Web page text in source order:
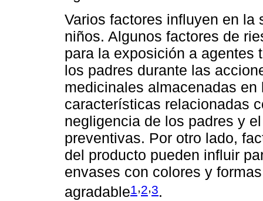
Varios factores influyen en
niños. Algunos factores de
para la exposición a agentes
los padres durante las
medicinales almacenadas
características relacionadas
negligencia de los padres y
preventivas. Por otro lado,
del producto pueden influir
envases con colores y
agradable1,2,3.